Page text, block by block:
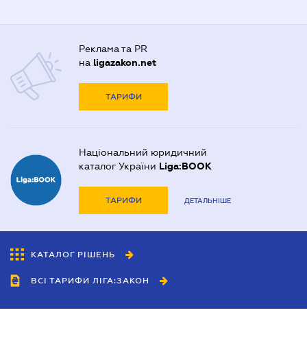
Реклама та PR
на ligazakon.net
ТАРИФИ
Національний юридичний
каталог України Liga:BOOK
ТАРИФИ ДЕТАЛЬНІШЕ
КАТАЛОГ РІШЕНЬ
ВСІ ТАРИФИ ЛІГА:ЗАКОН